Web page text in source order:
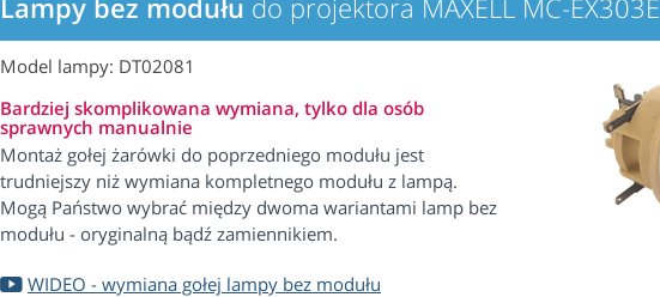
Lampy bez modułu do projektora MAXELL MC-EX303E
Model lampy: DT02081
Bardziej skomplikowana wymiana, tylko dla osób
sprawnych manualnie
Montaż gołej żarówki do poprzedniego modułu jest
trudniejszy niż wymiana kompletnego modułu z lampą.
Mogą Państwo wybrać między dwoma wariantami lamp bez
modułu - oryginalną bądź zamiennikiem.
WIDEO - wymiana gołej lampy bez modułu